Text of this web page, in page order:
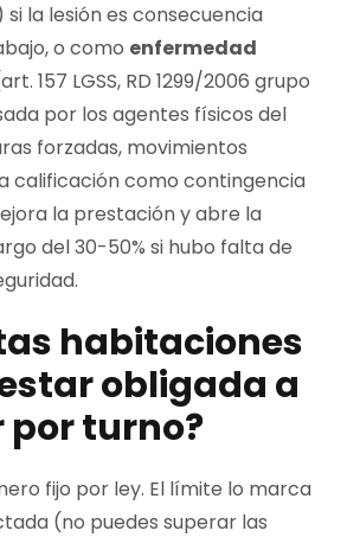
si la lesión es consecuencia
o como enfermedad
157 LGSS, RD 1299/2006 grupo
por los agentes físicos del
forzadas, movimientos
calificación como contingencia
la prestación y abre la
del 30-50% si hubo falta de
habitaciones
obligada a
turno?
fijo por ley. El límite lo marca
(no puedes superar las